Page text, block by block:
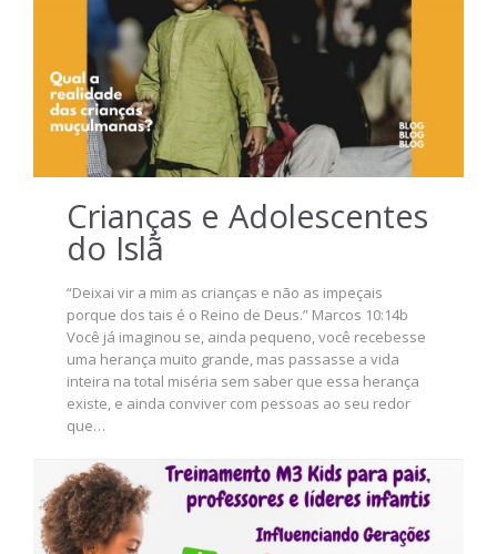
Crianças e Adolescentes
do Islã
“Deixai vir a mim as crianças e não as impeçais
porque dos tais é o Reino de Deus.” Marcos 10:14b
Você já imaginou se, ainda pequeno, você recebesse
uma herança muito grande, mas passasse a vida
inteira na total miséria sem saber que essa herança
existe, e ainda conviver com pessoas ao seu redor
que…